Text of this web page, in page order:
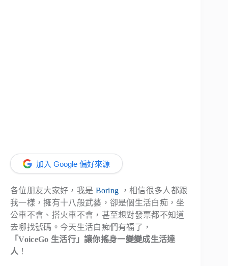
加入 Google 偏好來源
各位朋友大家好，我是 Boring ，相信很多人都跟
我一樣，擁有十八般武藝，卻是個生活白痴，坐
公車不會、搭火車不會，甚至想對發票都不知道
去哪找號碼。今天生活白痴們有福了，
「VoiceGo 生活行」讓你搖身一變變成生活達
人 ！